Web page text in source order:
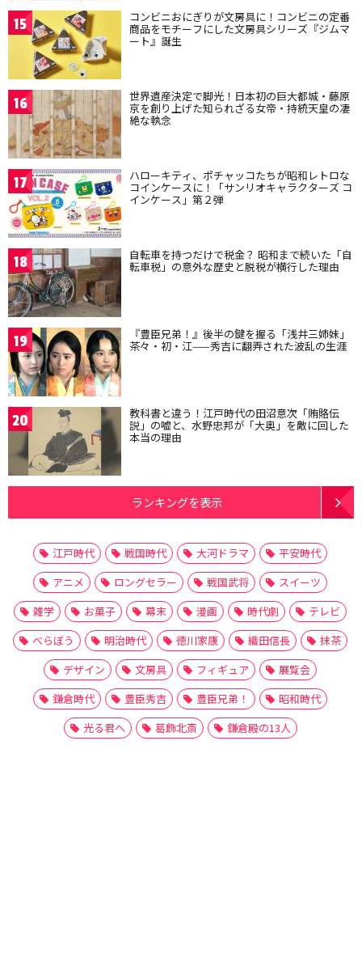
15 コンビニおにぎりが文房具に！コンビニの定番
商品をモチーフにした文房具シリーズ『ジムマ
ート』誕生
16 世界遺産決定で脚光！日本初の巨大都城・藤原
京を創り上げた知られざる女帝・持統天皇の凄
絶な執念
17 ハローキティ、ポチャッコたちが昭和レトロな
コインケースに！「サンリオキャラクターズ コ
インケース」第２弾
18 自転車を持つだけで税金？ 昭和まで続いた「自
転車税」の意外な歴史と脱税が横行した理由
19 『豊臣兄弟！』後半の鍵を握る「浅井三姉妹」
茶々・初・江——秀吉に翻弄された波乱の生涯
20 教科書と違う！江戸時代の田沼意次「賄賂伝
説」の嘘と、水野忠邦が「大奥」を敵に回した
本当の理由
ランキングを表示
江戸時代 戦国時代 大河ドラマ
平安時代
アニメ
ロングセラー 戦国武将
スイーツ
雑学
お菓子 幕末 漫画 時代劇
テレビ
べらぼう
明治時代 徳川家康 織田信長
抹茶
デザイン
文房具 フィギュア
展覧会
鎌倉時代
豊臣秀吉 豊臣兄弟！
昭和時代
光る君へ
葛飾北斎 鎌倉殿の13人